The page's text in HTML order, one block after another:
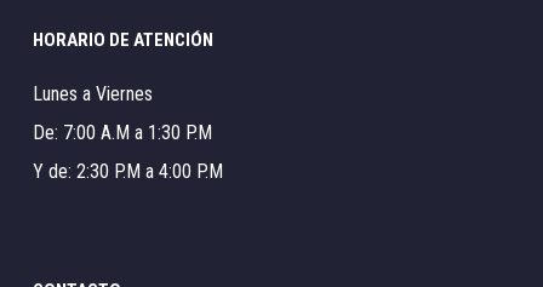
HORARIO DE ATENCIÓN
Lunes a Viernes
De: 7:00 A.M a 1:30 P.M
Y de: 2:30 P.M a 4:00 P.M